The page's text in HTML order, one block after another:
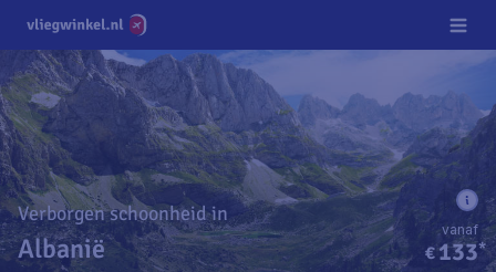
Verborgen schoonheid in
Albanië € 133*
vanaf